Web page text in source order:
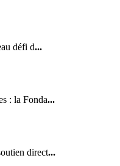
défi d...
: la Fonda...
direct...